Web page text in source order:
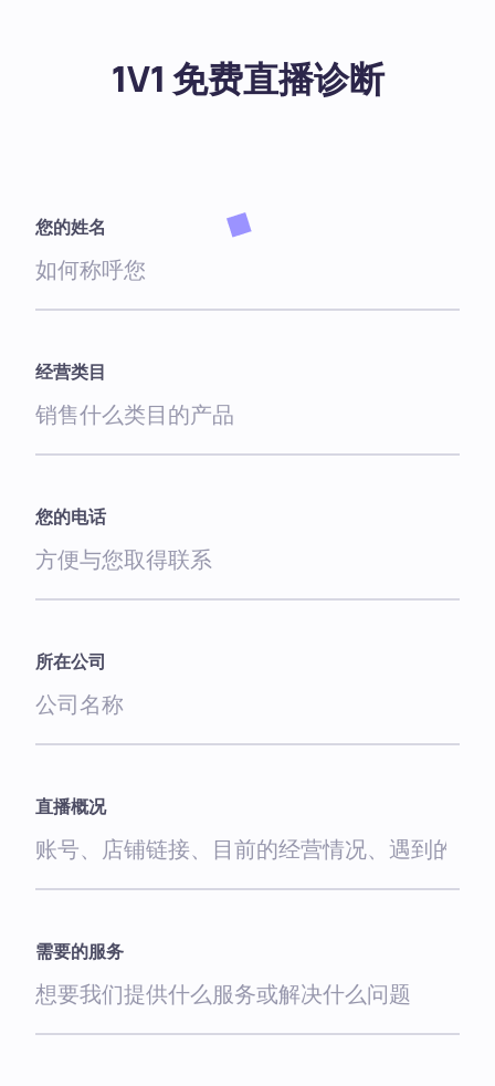
1V1 免费直播诊断
您的姓名
经营类目
您的电话
所在公司
直播概况
需要的服务